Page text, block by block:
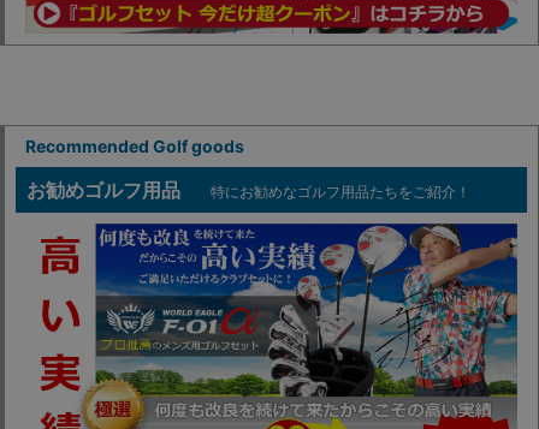
Recommended Golf goods
お勧めゴルフ用品 特にお勧めなゴルフ用品たちをご紹介！